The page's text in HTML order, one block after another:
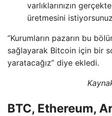
varlıklarınızın
üretmesini
“Kurumların pazarın bu
sağlayarak Bitcoin için bir
yaratacağız” diye ekledi.
BTC, Ethereum,